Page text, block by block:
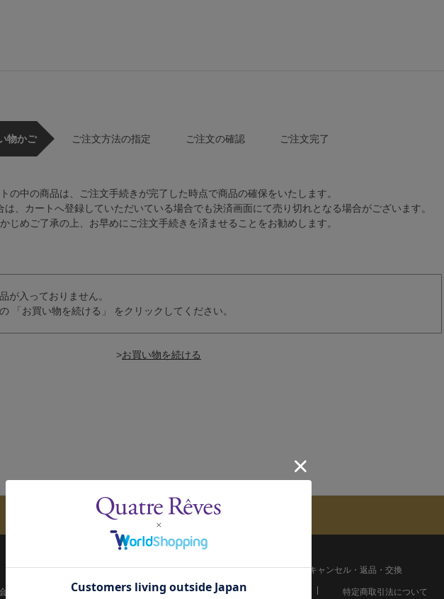
物かご ご注文方法の指定 ご注文の確認 ご注文完了
の中の商品は、ご注文手続きが完了した時点で商品の確保をいたします。
、カートへ登録していただいている場合でも決済画面にて売り切れとなる場合がございます。
じめご了承の上、お早めにご注文手続きを済ませることをお勧めします。
が入っておりません。
「お買い物を続ける」 をクリックしてください。
>
メールマガジンのご案内
配送について お支払い方法 決済について
キャンセル・返品・交換
員ページ 宝塚歌劇共通ID新規会員登録 特定商取引法について